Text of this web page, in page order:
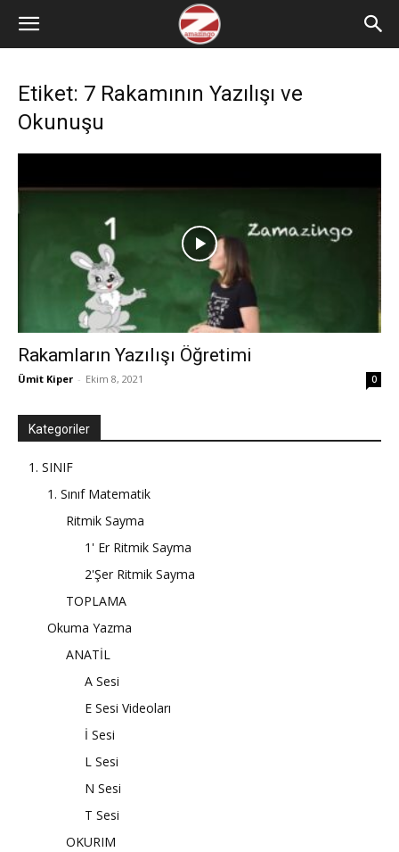
Etiket: 7 Rakamının Yazılışı ve
Okunuşu
Rakamların Yazılışı Öğretimi
Ümit Kiper - Ekim 8, 2021 0
Kategoriler
1. SINIF
1. Sınıf Matematik
Ritmik Sayma
1' Er Ritmik Sayma
2'Şer Ritmik Sayma
TOPLAMA
Okuma Yazma
ANATİL
A Sesi
E Sesi Videoları
İ Sesi
L Sesi
N Sesi
T Sesi
OKURIM